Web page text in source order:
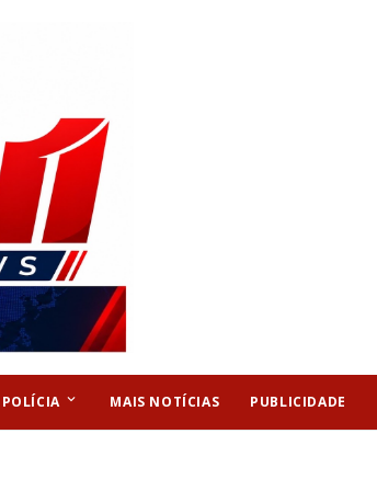
POLÍCIA keyboard_arrow_down MAIS NOTÍCIAS PUBLICIDADE